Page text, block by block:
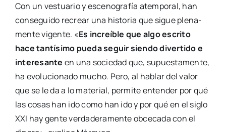
Con un ves­tua­rio y esce­no­gra­fía atem­po­ral, han
con­se­gui­do recrear una his­to­ria que sigue ple­na­
men­te vigen­te. «Es increí­ble que algo escri­to
hace tan­tí­si­mo pue­da seguir sien­do diver­ti­do e
intere­san­te en una socie­dad que, supues­ta­men­te,
ha evo­lu­cio­na­do mucho. Pero, al hablar del valor
que se le da a lo mate­rial, per­mi­te enten­der por qué
las cosas han ido como han idoy por qué en el siglo
XXI hay gen­te ver­da­de­ra­men­te obce­ca­da con el